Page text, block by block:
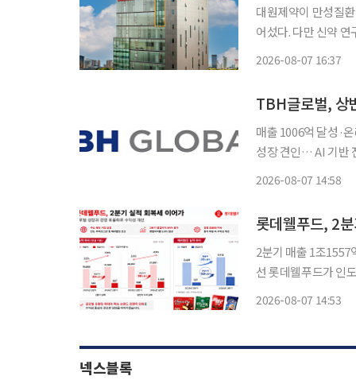
대원제약이 만성질
어섰다. 다만 신약
2026-08-07 16:37
TBH글로벌,
매출 1006억 달성·
성장 견인… AI 기반 전사 혁신 박차 코스피 상장 K패
2026-08-07 14:58
롯데웰푸드, 2
2분기 매출 1조
선 롯데웰푸드가 인도와 카자흐스탄 등 해외 사업 성장에 힘입어 올해 2분기 영업이익을 전년
2026-08-07 14:53
넥스블록